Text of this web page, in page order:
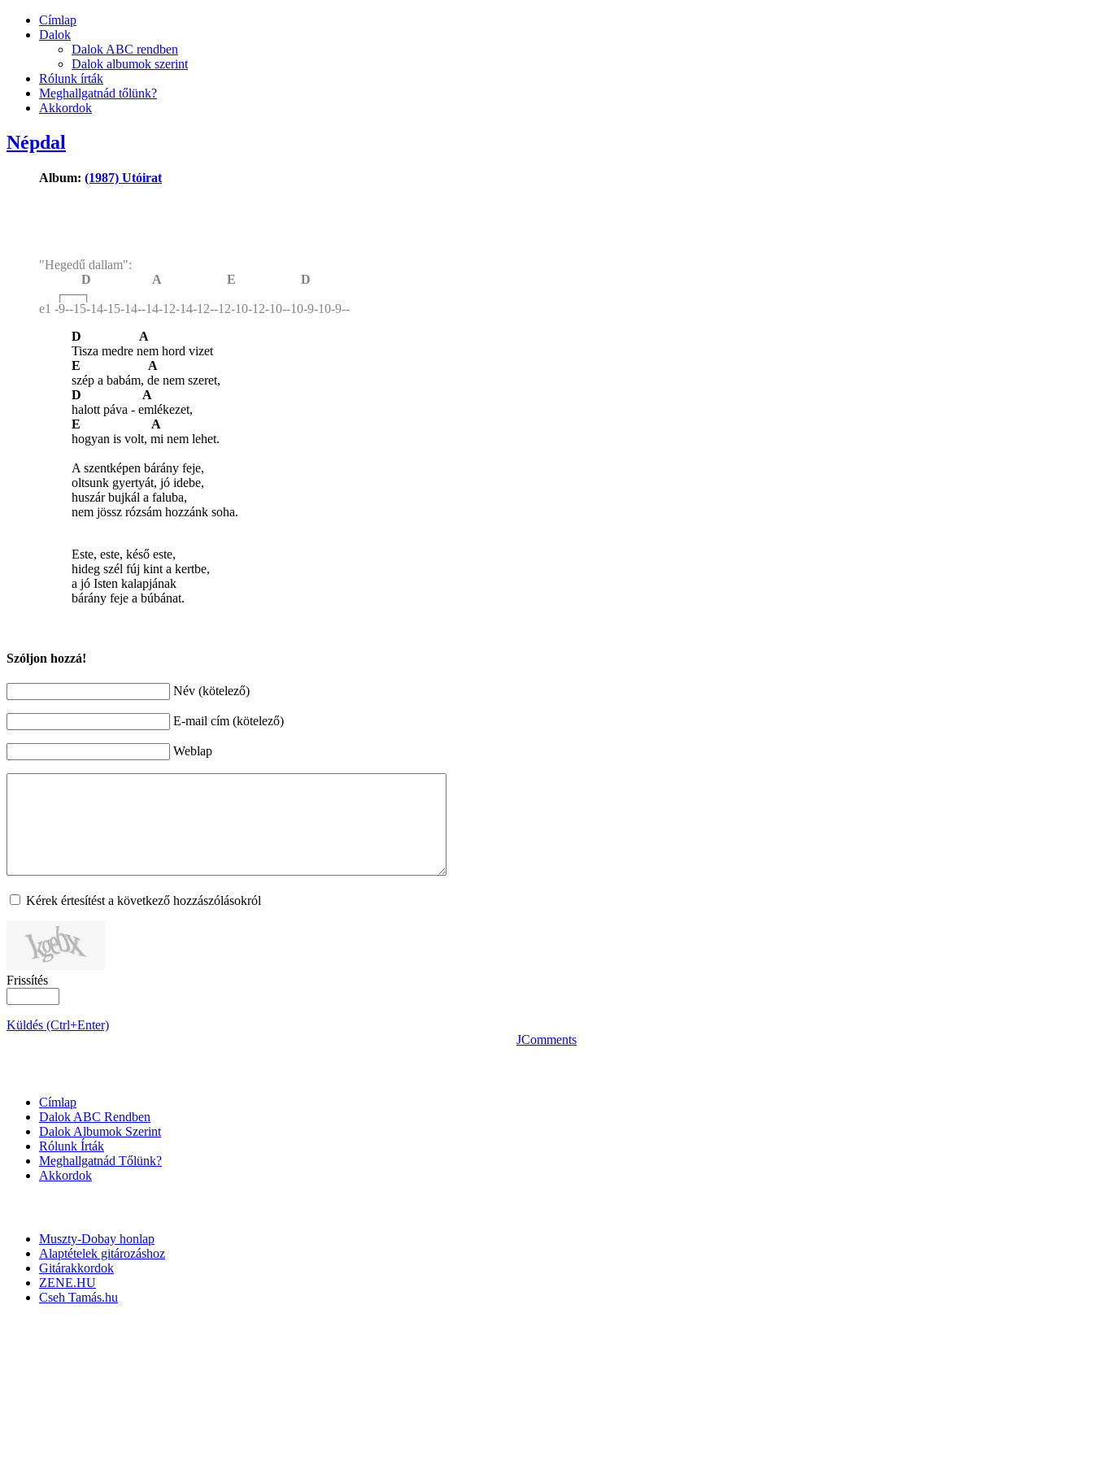
Címlap
Dalok
Dalok ABC rendben
Dalok albumok szerint
Rólunk írták
Meghallgatnád tőlünk?
Akkordok
Népdal
Album: (1987) Utóirat
"Hegedű dallam":
D A E D
┌──┐
e1 -9--15-14-15-14--14-12-14-12--12-10-12-10--10-9-10-9--
D A
Tisza medre nem hord vizet
E A
szép a babám, de nem szeret,
D A
halott páva - emlékezet,
E A
hogyan is volt, mi nem lehet.
A szentképen bárány feje,
oltsunk gyertyát, jó idebe,
huszár bujkál a faluba,
nem jössz rózsám hozzánk soha.
Este, este, késő este,
hideg szél fúj kint a kertbe,
a jó Isten kalapjának
bárány feje a búbánat.
Szóljon hozzá!
Név (kötelező)
E-mail cím (kötelező)
Weblap
Kérek értesítést a következő hozzászólásokról
Frissítés
Küldés (Ctrl+Enter)
JComments
Címlap
Dalok ABC Rendben
Dalok Albumok Szerint
Rólunk Írták
Meghallgatnád Tőlünk?
Akkordok
Muszty-Dobay honlap
Alaptételek gitározáshoz
Gitárakkordok
ZENE.HU
Cseh Tamás.hu